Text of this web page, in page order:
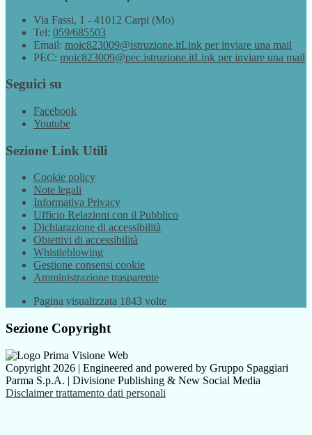
Via Fassi, 1 - 41012 Carpi (Mo)
Tel: 059/685503
Email: moic823009@istruzione.itLink per inviare una mail
PEC: moic823009@pec.istruzione.itLink per inviare una mail
Seguici su
Facebook
Youtube
Sezione Link Utili
Cookie policy
Note legali
Informativa Privacy
Ufficio Relazioni con il Pubblico
Dichiarazione di accessibilità
Obiettivi di accessibilità
Whistleblowing
Gestione consensi cookie
Amministrazione trasparente
Pagina visualizzata 1843 volte
Sezione Copyright
Copyright 2026 | Engineered and powered by Gruppo Spaggiari
Parma S.p.A. | Divisione Publishing & New Social Media
Disclaimer trattamento dati personali